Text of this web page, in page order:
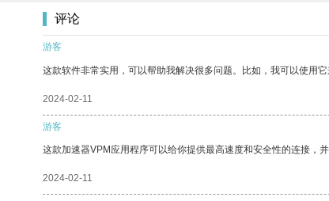
评论
游客
这款软件非常实用，可以帮助我解决很多问题。比如，我可以使用
2024-02-11
游客
这款加速器VPM应用程序可以给你提供最高速度和安全性的连接，
2024-02-11